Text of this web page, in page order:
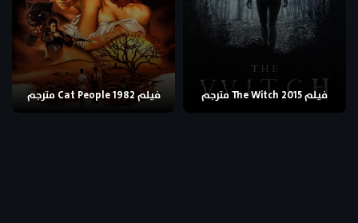
فيلم The Witch 2015 مترجم فيلم Cat People 1982 مترجم